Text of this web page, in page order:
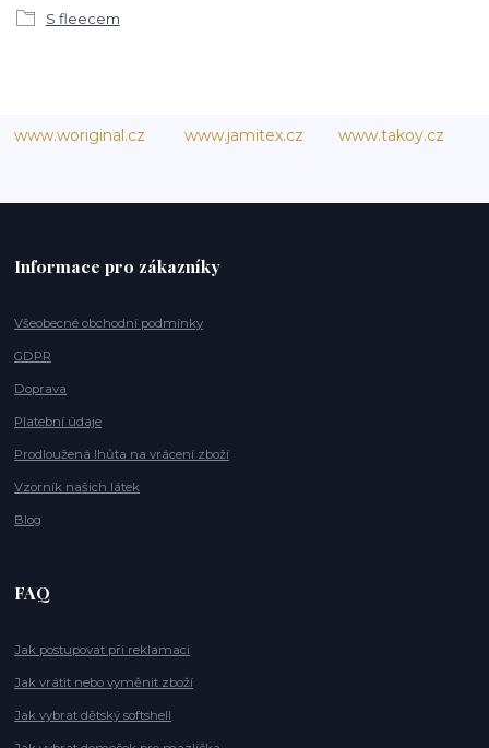
S fleecem
www.woriginal.cz www.jamitex.cz www.takoy.cz
Informace pro zákazníky
Všeobecné obchodní podmínky
GDPR
Doprava
Platební údaje
Prodloužená lhůta na vrácení zboží
Vzorník našich látek
Blog
FAQ
Jak postupovat při reklamaci
Jak vrátit nebo vyměnit zboží
Jak vybrat dětský softshell